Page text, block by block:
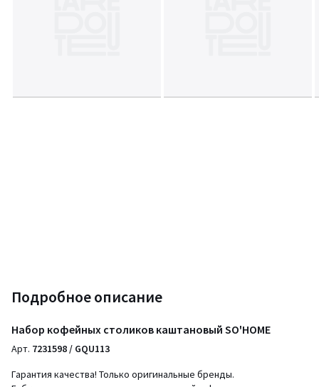
Подробное описание
Набор кофейных столиков каштановый SO'HOME
Арт. 7231598 / GQU113
Гарантия качества! Только оригинальные бренды.